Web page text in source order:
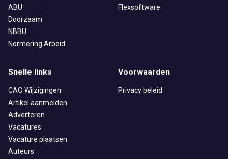
ABU
Doorzaam
NBBU
Normering Arbeid
Flexsoftware
Snelle links
CAO Wijzigingen
Artikel aanmelden
Adverteren
Vacatures
Vacature plaatsen
Auteurs
Voorwaarden
Privacy beleid